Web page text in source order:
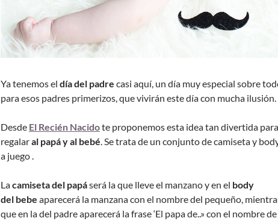
Ya tenemos el día del padre casi aquí, un día muy especial sobre
para esos padres primerizos, que vivirán este día con mucha ilusión.
Desde El Recién Nacidote proponemos esta idea tan divertida para
regalaral papá y al bebé. Se trata de un conjunto de camiseta y
a juego .
Lacamiseta del papáserá la que lleve el manzano y en el body
del bebe aparecerá la manzana con el nombre del pequeño,
que en la del padre aparecerá la frase ‘El papa de..» con el nombre de